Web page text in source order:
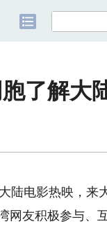
了解大
电影热映，来
网友积极参与、